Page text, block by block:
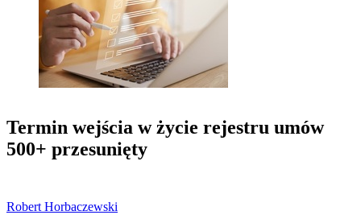
Termin wejścia w życie rejestru umów
500+ przesunięty
Robert Horbaczewski